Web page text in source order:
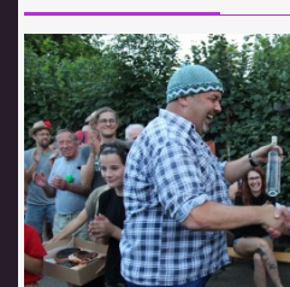
FOTOALBUM
CESTA KOLEM SVĚTA 2014 -
VIDLÁCKÝ VÍCEBOJ 2023
CENÍK